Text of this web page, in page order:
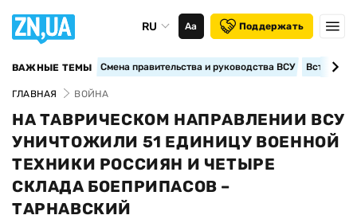
RU Аа Поддержать
ВАЖНЫЕ ТЕМЫ Смена правительства и руководства ВСУ
ГЛАВНАЯ ВОЙНА
НА ТАВРИЧЕСКОМ НАПРАВЛЕНИИ ВСУ
УНИЧТОЖИЛИ 51 ЕДИНИЦУ ВОЕННОЙ
ТЕХНИКИ РОССИЯН И ЧЕТЫРЕ
СКЛАДА БОЕПРИПАСОВ –
ТАРНАВСКИЙ